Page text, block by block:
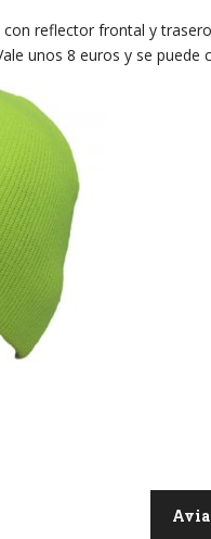
reflector frontal y
unos 8 euros y se puede